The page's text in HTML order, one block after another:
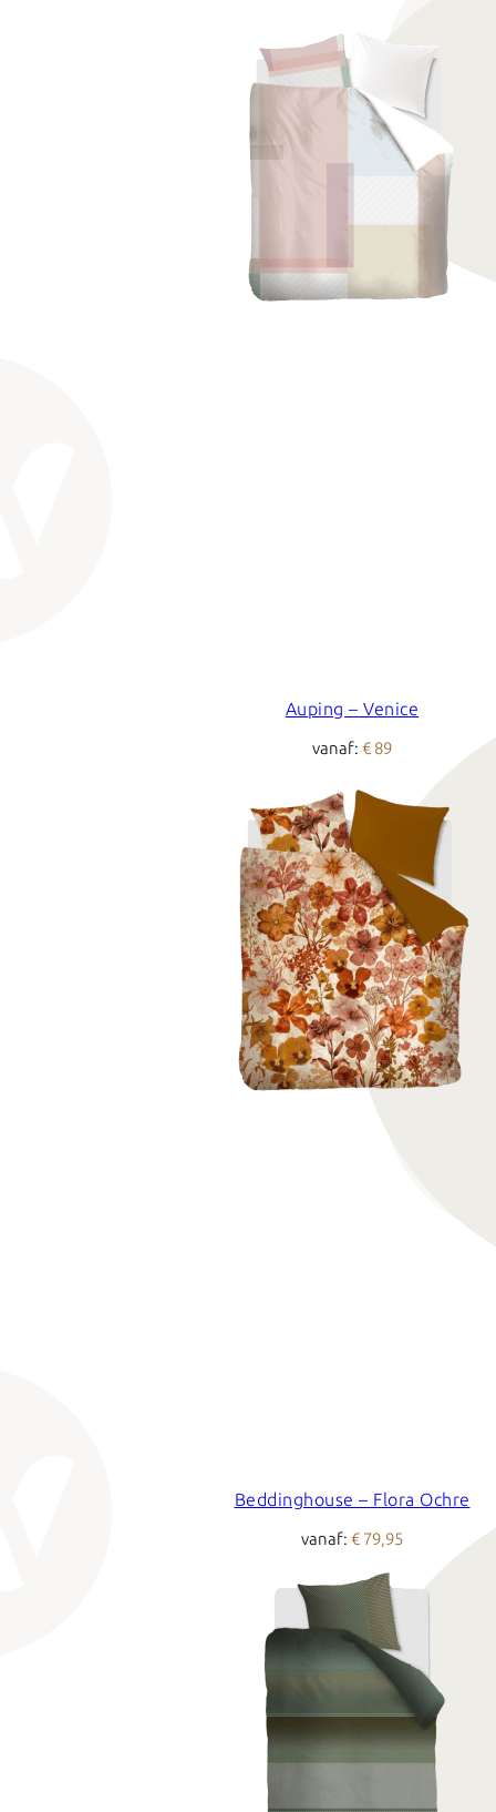
Auping – Venice
vanaf: € 89
Beddinghouse – Flora Ochre
vanaf: € 79,95